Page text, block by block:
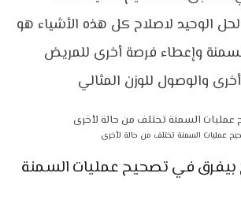
الوحيد لاصلاح كل هذه الأشياء هو
وإعطاء فرصة أخرى للمريض
والوصول للوزن المثالي
عمليات السمنة تختلف من حالة لأخرى
بيفرق في تصحيح عمليات السمنة